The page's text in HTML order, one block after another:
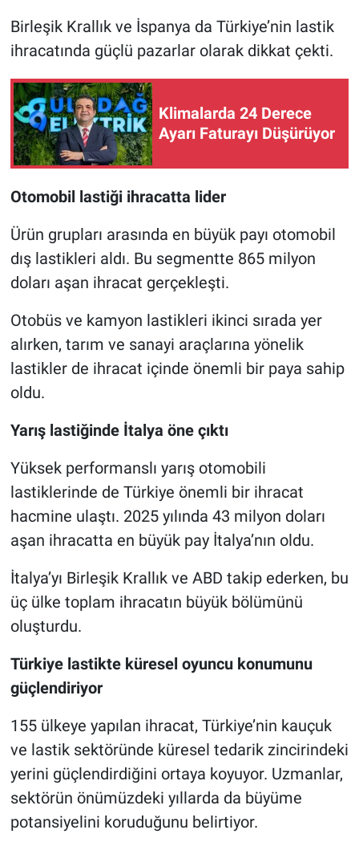
Birleşik Krallık ve İspanya da Türkiye’nin lastik
ihracatında güçlü pazarlar olarak dikkat çekti.
Klimalarda 24 Derece
Ayarı Faturayı Düşürüyor
Otomobil lastiği ihracatta lider
Ürün grupları arasında en büyük payı otomobil
dış lastikleri aldı. Bu segmentte 865 milyon
doları aşan ihracat gerçekleşti.
Otobüs ve kamyon lastikleri ikinci sırada yer
alırken, tarım ve sanayi araçlarına yönelik
lastikler de ihracat içinde önemli bir paya sahip
oldu.
Yarış lastiğinde İtalya öne çıktı
Yüksek performanslı yarış otomobili
lastiklerinde de Türkiye önemli bir ihracat
hacmine ulaştı. 2025 yılında 43 milyon doları
aşan ihracatta en büyük pay İtalya’nın oldu.
İtalya’yı Birleşik Krallık ve ABD takip ederken, bu
üç ülke toplam ihracatın büyük bölümünü
oluşturdu.
Türkiye lastikte küresel oyuncu konumunu
güçlendiriyor
155 ülkeye yapılan ihracat, Türkiye’nin kauçuk
ve lastik sektöründe küresel tedarik zincirindeki
yerini güçlendirdiğini ortaya koyuyor. Uzmanlar,
sektörün önümüzdeki yıllarda da büyüme
potansiyelini koruduğunu belirtiyor.